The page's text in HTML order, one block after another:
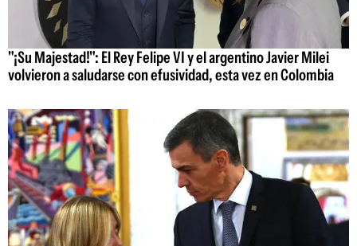
"¡Su Majestad!": El Rey Felipe VI y el argentino Javier Milei
volvieron a saludarse con efusividad, esta vez en Colombia